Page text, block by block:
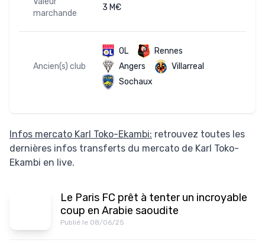
marchande
3 M€
Ancien(s) club
OL
Rennes
Angers
Villarreal
Sochaux
Infos mercato Karl Toko-Ekambi: retrouvez toutes les
dernières infos transferts du mercato de Karl Toko-
Ekambi en live.
Le Paris FC prêt à tenter un incroyable
coup en Arabie saoudite
Publié le 08/06/25